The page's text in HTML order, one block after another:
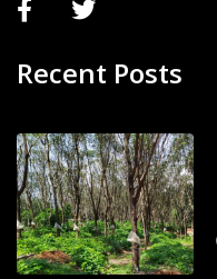
Recent Posts